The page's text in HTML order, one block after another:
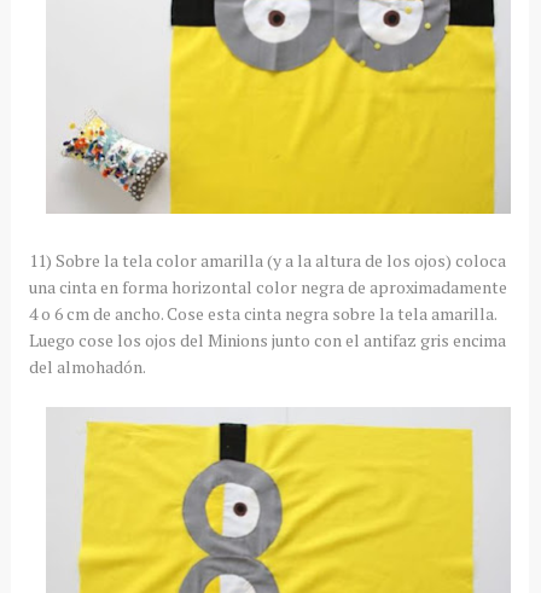
11) Sobre la tela color amarilla (y a la altura de los ojos) coloca
una cinta en forma horizontal color negra de aproximadamente
4 o 6 cm de ancho. Cose esta cinta negra sobre la tela amarilla.
Luego cose los ojos del Minions junto con el antifaz gris encima
del almohadón.